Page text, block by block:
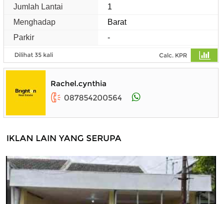
Jumlah Lantai
1
Menghadap
Barat
Parkir
-
Dilihat 35 kali Calc. KPR
Rachel.cynthia
087854200564
IKLAN LAIN YANG SERUPA